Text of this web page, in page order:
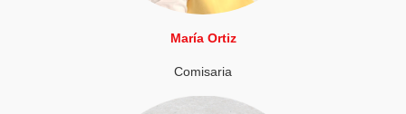
María Ortiz
Comisaria